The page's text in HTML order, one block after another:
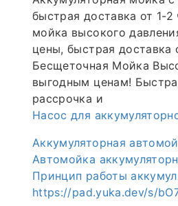
быстрая доставка от 1-
мойка высокого
цены, быстрая доставка
Бесщеточная Мойка
выгодным ценам!
рассрочка и
Насос для
Аккумуляторная
Автомойка
Принцип работы
https://pad.yuka.dev/s/